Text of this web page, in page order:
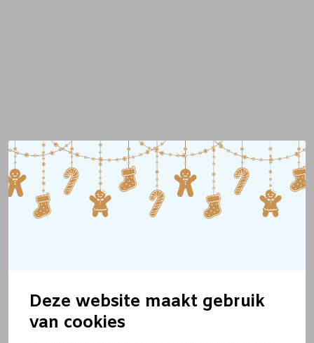
Deze website maakt gebruik
van cookies